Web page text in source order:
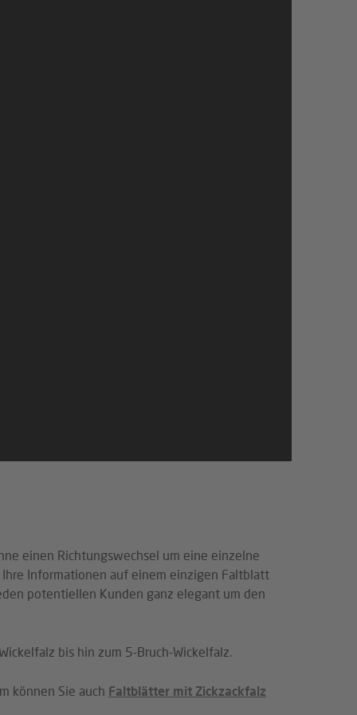
einen Richtungswechsel um eine einzelne
Informationen auf einem einzigen Faltblatt
potentiellen Kunden ganz elegant um den
bis hin zum 5-Bruch-Wickelfalz.
können Sie auch Faltblätter mit Zickzackfalz